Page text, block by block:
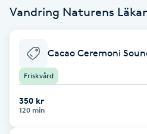
Eyeliner-tatuering
Face framing
Vandring Naturens
Cacao Ceremoni
Friskvård
350 kr
120 min